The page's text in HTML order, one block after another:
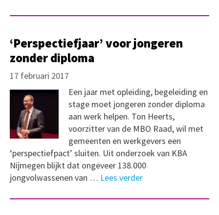
‘Perspectiefjaar’ voor jongeren
zonder diploma
17 februari 2017
Een jaar met opleiding, begeleiding en
stage moet jongeren zonder diploma
aan werk helpen. Ton Heerts,
voorzitter van de MBO Raad, wil met
gemeenten en werkgevers een
‘perspectiefpact’ sluiten. Uit onderzoek van KBA
Nijmegen blijkt dat ongeveer 138.000
jongvolwassenen van … Lees verder